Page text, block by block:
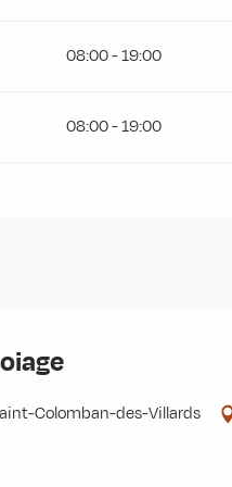
08:00 - 19:00
08:00 - 19:00
Colomban-des-Villards